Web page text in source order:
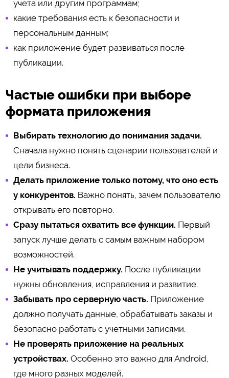
учета или другим программам;
какие требования есть к безопасности и
персональным данным;
как приложение будет развиваться после
публикации.
Частые ошибки при выборе
формата приложения
Выбирать технологию до понимания задачи.
Сначала нужно понять сценарии пользователей и
цели бизнеса.
Делать приложение только потому, что оно есть
у конкурентов. Важно понять, зачем пользователю
открывать его повторно.
Сразу пытаться охватить все функции. Первый
запуск лучше делать с самым важным набором
возможностей.
Не учитывать поддержку. После публикации
нужны обновления, исправления и развитие.
Забывать про серверную часть. Приложение
должно получать данные, обрабатывать заказы и
безопасно работать с учетными записями.
Не проверять приложение на реальных
устройствах. Особенно это важно для Android,
где много разных моделей.